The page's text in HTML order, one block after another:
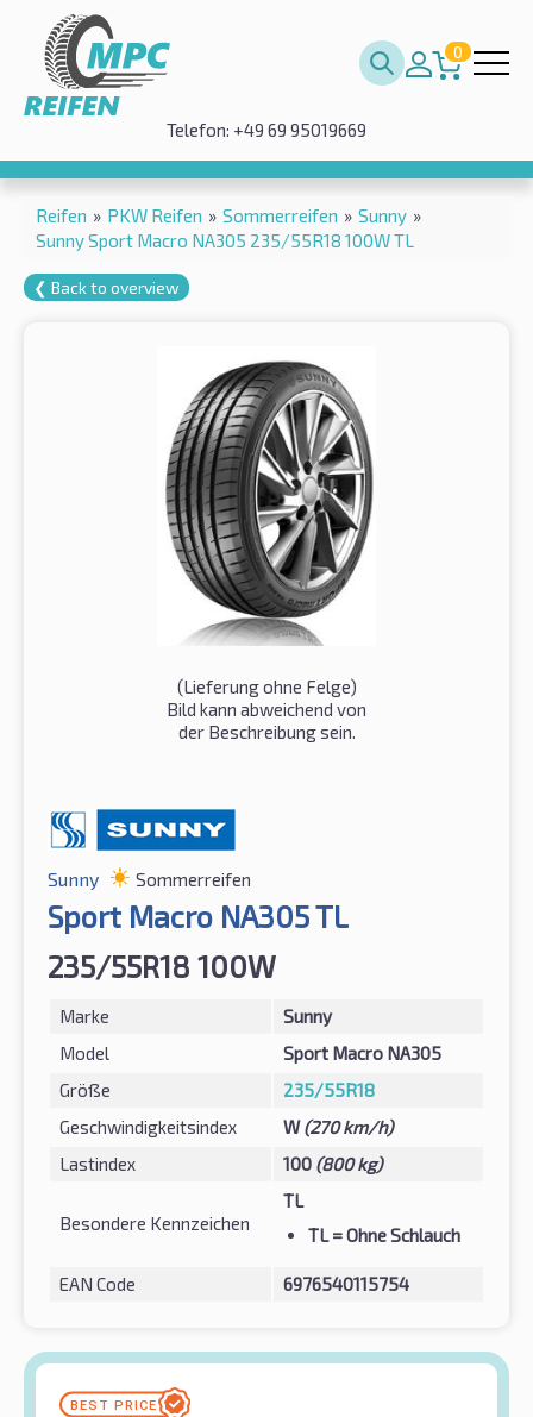
0
Telefon: +49 69 95019669
Reifen » PKW Reifen » Sommerreifen » Sunny »
Sunny Sport Macro NA305 235/55R18 100W TL
❮ Back to overview
(Lieferung ohne Felge)
Bild kann abweichend von
der Beschreibung sein.
Sunny Sommerreifen
Sport Macro NA305 TL
235/55R18 100W
Marke
Sunny
Model
Sport Macro NA305
Größe
235/55R18
Geschwindigkeitsindex
W(270 km/h)
Lastindex
100 (800 kg)
Besondere Kennzeichen
TL
TL= Ohne Schlauch
EAN Code 6976540115754